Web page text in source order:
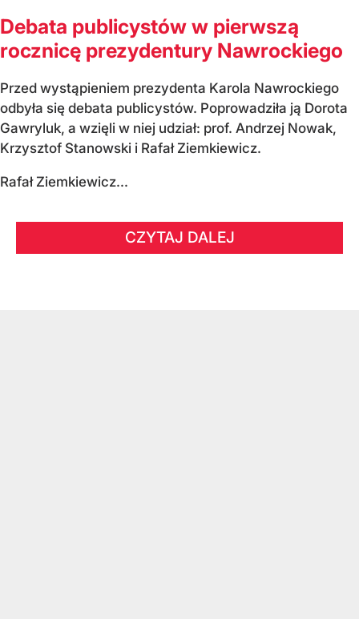
Debata publicystów w pierwszą
rocznicę prezydentury Nawrockiego
Przed wystąpieniem prezydenta Karola Nawrockiego
odbyła się debata publicystów. Poprowadziła ją Dorota
Gawryluk, a wzięli w niej udział: prof. Andrzej Nowak,
Krzysztof Stanowski i Rafał Ziemkiewicz.
Rafał Ziemkiewicz...
CZYTAJ DALEJ